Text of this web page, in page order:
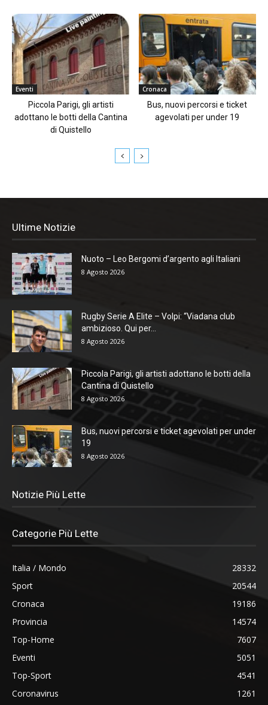
Eventi
Piccola Parigi, gli artisti
adottano le botti della Cantina
di Quistello
Cronaca
Bus, nuovi percorsi e ticket
agevolati per under 19
Ultime Notizie
Nuoto – Leo Bergomi d’argento agli Italiani
8 Agosto 2026
Rugby Serie A Elite – Volpi: “Viadana club
ambizioso. Qui per...
8 Agosto 2026
Piccola Parigi, gli artisti adottano le botti della
Cantina di Quistello
8 Agosto 2026
Bus, nuovi percorsi e ticket agevolati per under
19
8 Agosto 2026
Notizie Più Lette
Categorie Più Lette
Italia / Mondo
28332
Sport
20544
Cronaca
19186
Provincia
14574
Top-Home
7607
Eventi
5051
Top-Sport
4541
Coronavirus
1261